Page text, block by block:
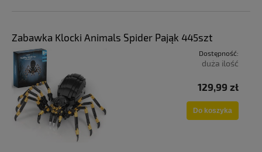
Zabawka Klocki Animals Spider Pająk 445szt
Dostępność:
duża ilość
129,99 zł
Do koszyka